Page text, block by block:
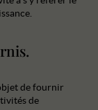
de fournir
de